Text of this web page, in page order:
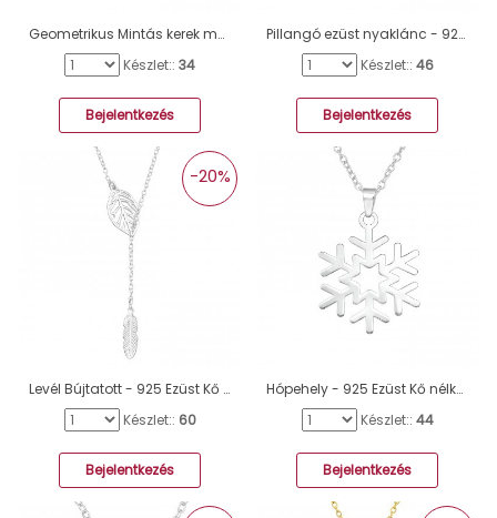
Geometrikus Mintás kerek medálos aranyozott ezüst nyaklánc - 925 Ezüst Kő Nélküli Nyakláncok A4S46221
Készlet:: 34
Bejelentkezés
Pillangó ezüst nyaklánc - 925 Ezüst Kő Nélküli Nyakláncok A4S46489
Készlet:: 46
Bejelentkezés
Levél Bújtatott - 925 Ezüst Kő Nélküli Nyakláncok A4S40693
-20%
Készlet:: 60
Bejelentkezés
Hópehely - 925 Ezüst Kő nélküli nyakláncok A4S40944
Készlet:: 44
Bejelentkezés